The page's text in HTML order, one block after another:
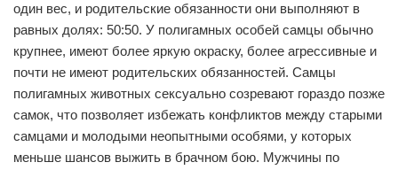
один вес, и родительские обязанности они выполняют в
равных долях: 50:50. У полигамных особей самцы обычно
крупнее, имеют более яркую окраску, более агрессивные и
почти не имеют родительских обязанностей. Самцы
полигамных животных сексуально созревают гораздо позже
самок, что позволяет избежать конфликтов между старыми
самцами и молодыми неопытными особями, у которых
меньше шансов выжить в брачном бою. Мужчины по